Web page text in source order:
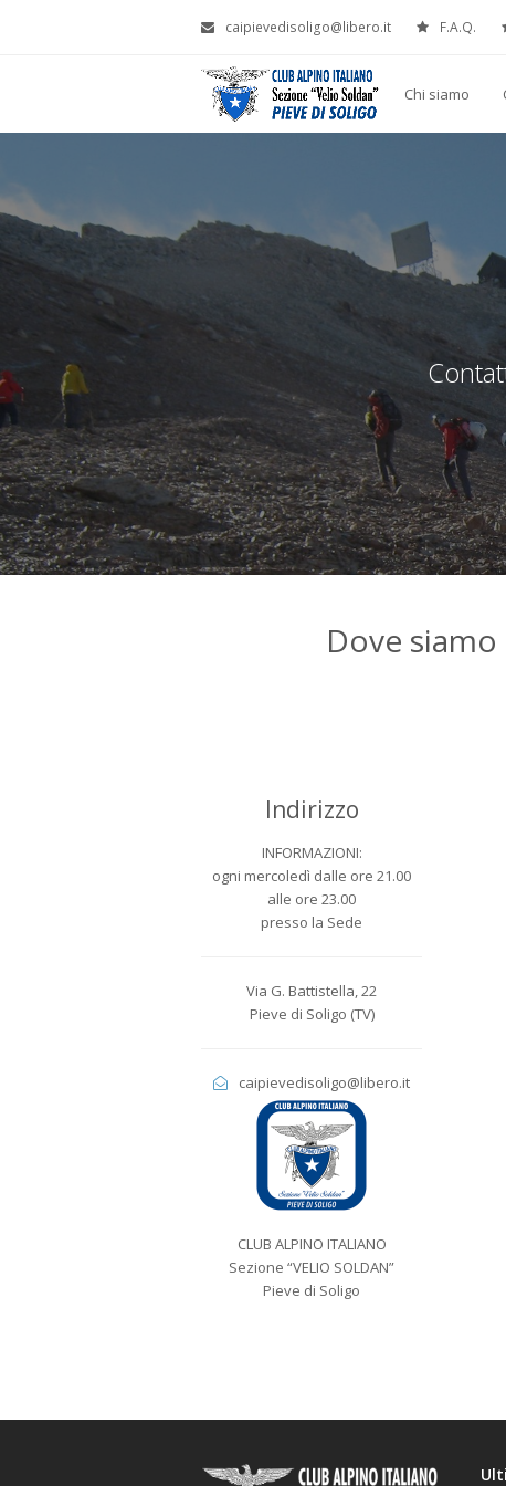
caipievedisoligo@libero.it F.A.Q.
Chi siamo
Dove siamo
Indirizzo
INFORMAZIONI:
ogni mercoledì dalle ore 21.00
alle ore 23.00
presso la Sede
Via G. Battistella, 22
Pieve di Soligo (TV)
caipievedisoligo@libero.it
CLUB ALPINO ITALIANO
Sezione “VELIO SOLDAN”
Pieve di Soligo